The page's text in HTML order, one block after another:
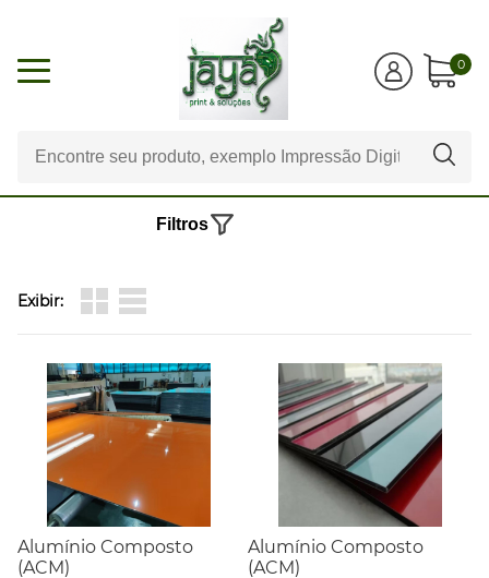
0
Exibir:
Filtros
Alumínio Composto
(ACM)
Alumínio Composto
(ACM)